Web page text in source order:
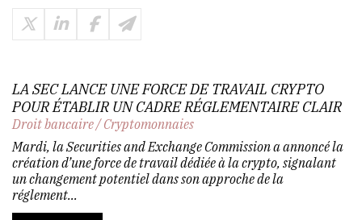
LA SEC LANCE UNE FORCE DE TRAVAIL CRYPTO
POUR ÉTABLIR UN CADRE RÉGLEMENTAIRE CLAIR
Droit bancaire/Cryptomonnaies
Mardi, la Securities and Exchange Commission a annoncé la
création d’une force de travail dédiée à la crypto, signalant
un changement potentiel dans son approche de la
réglement...